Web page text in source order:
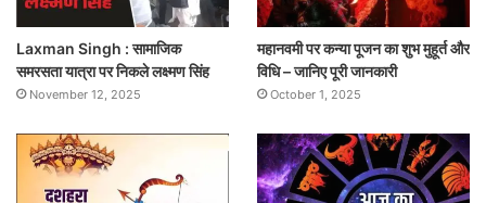
Laxman Singh : सामाजिक
समरसता यात्रा पर निकले लक्ष्मण सिंह
November 12, 2025
महानवमी पर कन्या पूजन का शुभ मुहूर्त और
विधि – जानिए पूरी जानकारी
October 1, 2025